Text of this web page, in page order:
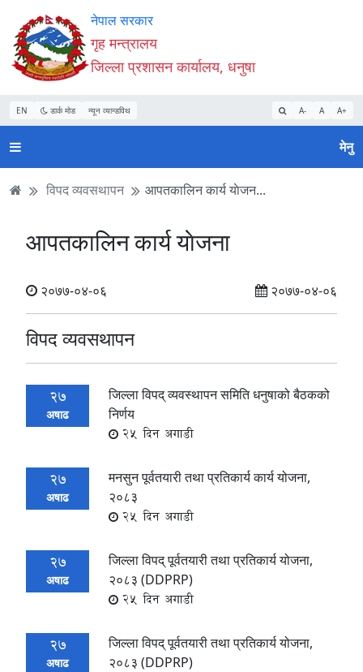
Accessibility
Mode
सुरु
गर्नुहोस्
सामाग्री
पढ्नुहाेस्
नेभिगेसन
पढ्नुहाेस्
वेबसाइट
खोजमा
जानुहोस्
नेपाल सरकार
गृह मन्त्रालय
जिल्ला प्रशासन कार्यालय, धनुषा
EN डार्क मोड न्यून व्यान्डविथ A- A A+
मेनु
विपद व्यवसथापन आपतकालिन कार्य याेजन...
आपतकालिन कार्य याेजना
२०७७-०४-०६ २०७७-०४-०६
विपद व्यवसथापन
27
अषाढ
जिल्ला विपद् व्यवस्थापन समिति धनुषाको बैठकको
निर्णय
25 दिन अगाडी
27
अषाढ
मनसुन पूर्वतयारी तथा प्रतिकार्य कार्य योजना,
२०८३
25 दिन अगाडी
27
अषाढ
जिल्ला विपद् पूर्वतयारी तथा प्रतिकार्य योजना,
२०८३ (DDPRP)
25 दिन अगाडी
27
अषाढ
जिल्ला विपद् पूर्वतयारी तथा प्रतिकार्य योजना,
२०८३ (DDPRP)